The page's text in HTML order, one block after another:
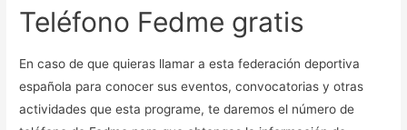
Teléfono Fedme gratis
En caso de que quieras llamar a esta federación deportiva
española para conocer sus eventos, convocatorias y otras
actividades que esta programe, te daremos el número de